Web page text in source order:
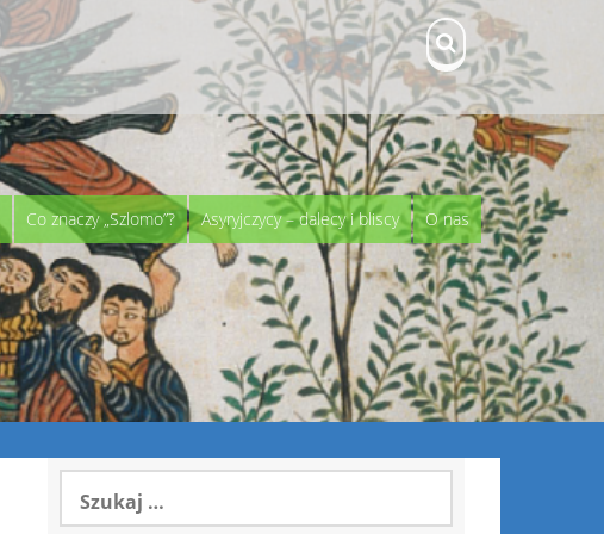
Co znaczy „Szlomo”? Asyryjczycy – dalecy i bliscy O nas
Szukaj: